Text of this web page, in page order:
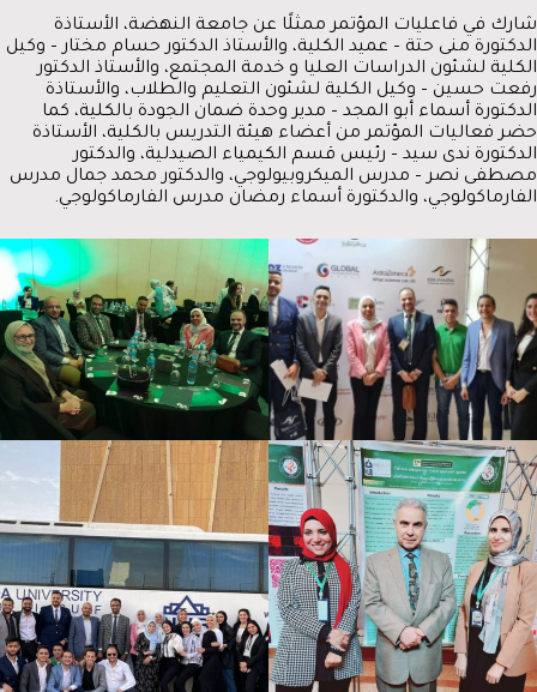
شارك في فاعليات المؤتمر ممثلًا عن جامعة النهضة، الأستاذة
الدكتورة منى حتة – عميد الكلية، والأستاذ الدكتور حسام مختار – وكيل
الكلية لشئون الدراسات العليا و خدمة المجتمع، والأستاذ الدكتور
رفعت حسين – وكيل الكلية لشئون التعليم والطلاب، والأستاذة
الدكتورة أسماء أبو المجد – مدير وحدة ضمان الجودة بالكلية، كما
حضر فعاليات المؤتمر من أعضاء هيئة التدريس بالكلية، الأستاذة
الدكتورة ندى سيد – رئيس قسم الكيمياء الصيدلية، والدكتور
مصطفى نصر – مدرس الميكروبيولوجي، والدكتور محمد جمال مدرس
الفارماكولوجي، والدكتورة أسماء رمضان مدرس الفارماكولوجي.